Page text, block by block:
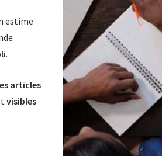
estime
.
articles
visibles